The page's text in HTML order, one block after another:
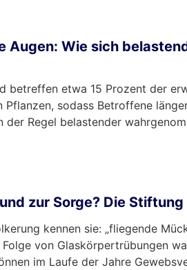
Wie sich
betreffen etwa 15 Prozent der
sodass Betroffene
Regel belastender
zur Sorge? Die
kennen sie: „fliegende
von Glaskörpertrübungen
im Laufe der Jahre